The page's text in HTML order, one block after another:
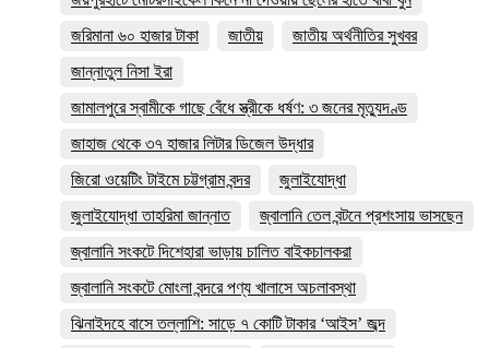
জরিমানা ৬০ হাজার টাকা
জাতীয়
জাতীয় অর্থনীতির সুখবর
জান্নাতুল নিসা ইরা
জামালপুরে স্বামীকে গাছে বেঁধে স্ত্রীকে ধর্ষণ: ৩ জনের মৃত্যুদণ্ড
জাহাজ থেকে ৩৭ হাজার লিটার ডিজেল উদ্ধার
জিরো ওয়েটিং টাইমে চট্টগ্রাম বন্দর
জুলাইযোদ্ধা
জুলাইযোদ্ধা তাহরিমা জান্নাত
জ্বালানি তেল বন্টনে প্রশংসায় ভাসছেন
জ্বালানি সংকটে দিশেহারা ভাড়ায় চালিত বাইকচালকরা
জ্বালানি সংকটে মোংলা বন্দরে পণ্য খালাসে অচলাবস্থা
ঝিনাইদহে বাসে তল্লাশি: সাড়ে ৭ কোটি টাকার ‘আইস’ জব্দ